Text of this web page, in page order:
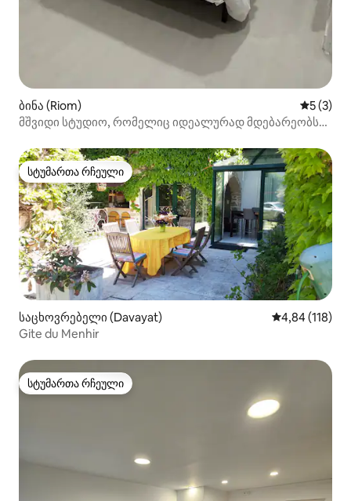
ბინა (Riom)
5 (3)
მშვიდი სტუდიო, რომელიც იდეალურად მდებარეობს
სტუმართა რჩეული
სტუმართა რჩეული
საცხოვრებელი (Davayat) საშუალო
4,84 (118)
Gite du Menhir
სტუმართა რჩეული
სტუმართა რჩეული